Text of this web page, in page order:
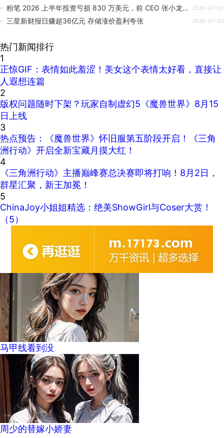
粉笔 2026 上半年投资亏损 830 万美元，前 CEO 张小龙曾鼓励年轻人炒股 2026-07-30
三星新财报日赚超36亿元 存储涨价盈利夸张 2026-07-30
热门新闻排行
1
正惊GIF：表情如此羞涩！美女这个表情太好看，直接让
人遐想连篇
2
版权问题随时下架？玩家自制虚幻5《魔兽世界》8月15
日上线
3
热点预告：《魔兽世界》怀旧服第五阶段开启！《三角
洲行动》开启全新宝藏月摸大红！
4
《三角洲行动》主播巅峰赛总决赛即将打响！8月2日，
群星汇聚，新王加冕！
5
ChinaJoy小姐姐精选：绝美ShowGirl与Coser大赏！
（5）
马甲线看到没
周少的替嫁小娇妻